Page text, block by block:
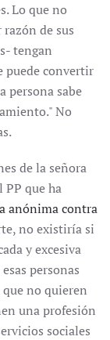
Lo que no
razón de sus
tengan
puede convertir
persona sabe
No
de la señora
que ha
anónima contra
no existiría si
y excesiva
personas
no quieren
una profesión
sociales